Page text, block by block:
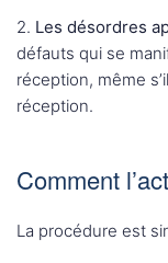
2. Les désordres
défauts qui se
réception, même
réception.
Comment
La procédure est